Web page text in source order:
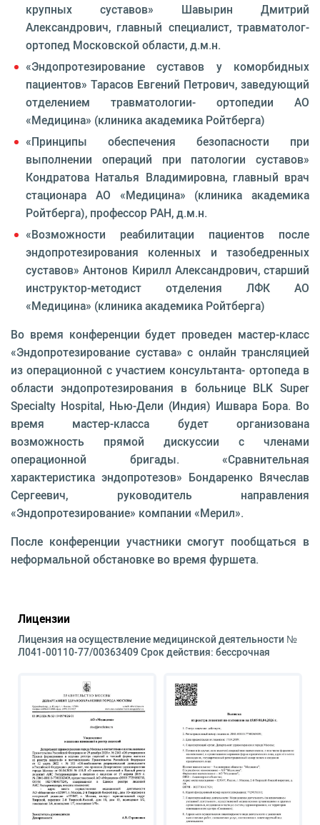
крупных суставов» Шавырин Дмитрий
Александрович, главный специалист, травматолог-
ортопед Московской области, д.м.н.
«Эндопротезирование суставов у коморбидных
пациентов» Тарасов Евгений Петрович, заведующий
отделением травматологии- ортопедии АО
«Медицина» (клиника академика Ройтберга)
«Принципы обеспечения безопасности при
выполнении операций при патологии суставов»
Кондратова Наталья Владимировна, главный врач
стационара АО «Медицина» (клиника академика
Ройтберга), профессор РАН, д.м.н.
«Возможности реабилитации пациентов после
эндопротезирования коленных и тазобедренных
суставов» Антонов Кирилл Александрович, старший
инструктор-методист отделения ЛФК АО
«Медицина» (клиника академика Ройтберга)
Во время конференции будет проведен мастер-класс
«Эндопротезирование сустава» с онлайн трансляцией
из операционной с участием консультанта- ортопеда в
области эндопротезирования в больнице BLK Super
Specialty Hospital, Нью-Дели (Индия) Ишвара Бора. Во
время мастер-класса будет организована
возможность прямой дискуссии с членами
операционной бригады. «Сравнительная
характеристика эндопротезов» Бондаренко Вячеслав
Сергеевич, руководитель направления
«Эндопротезирование» компании «Мерил».
После конференции участники смогут пообщаться в
неформальной обстановке во время фуршета.
Лицензии
Лицензия на осуществление медицинской деятельности №
Л041-00110-77/00363409 Срок действия: бессрочная